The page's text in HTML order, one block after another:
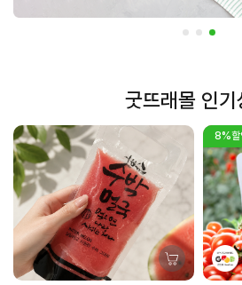
굿뜨래몰 인기
8%할